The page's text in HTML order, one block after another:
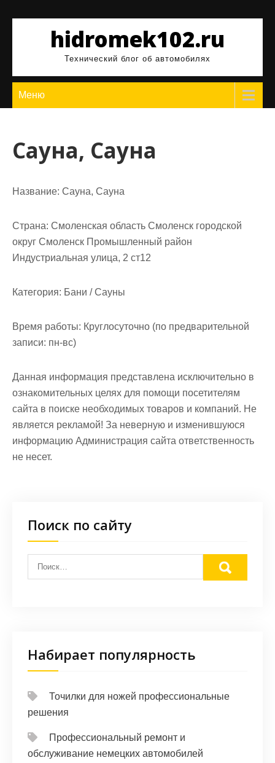
содержимомуhidromek102.ru
Технический блог об автомобилях
Меню
Сауна, Сауна
Название: Сауна, Сауна
Страна: Смоленская область Смоленск городской
округ Смоленск Промышленный район
Индустриальная улица, 2 ст12
Категория: Бани / Сауны
Время работы: Круглосуточно (по предварительной
записи: пн-вс)
Данная информация представлена исключительно в
ознакомительных целях для помощи посетителям
сайта в поиске необходимых товаров и компаний. Не
является рекламой! За неверную и изменившуюся
информацию Администрация сайта ответственность
не несет.
Поиск по сайту
Набирает популярность
Точилки для ножей профессиональные
решения
Профессиональный ремонт и
обслуживание немецких автомобилей